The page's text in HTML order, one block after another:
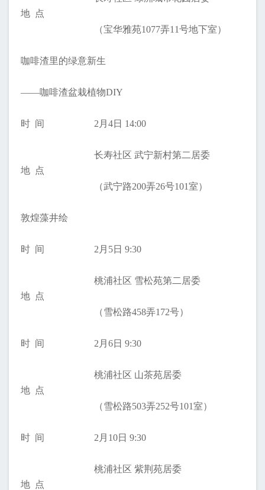
地 点
（宝华雅苑1077弄11号地下室）
咖啡渣里的绿意新生
——咖啡渣盆栽植物DIY
时 间 2月4日 14:00
地 点
长寿社区 武宁新村第二居委
（武宁路200弄26号101室）
敦煌藻井绘
时 间 2月5日 9:30
地 点
桃浦社区 雪松苑第二居委
（雪松路458弄172号）
时 间 2月6日 9:30
地 点
桃浦社区 山茶苑居委
（雪松路503弄252号101室）
时 间 2月10日 9:30
地 点
桃浦社区 紫荆苑居委